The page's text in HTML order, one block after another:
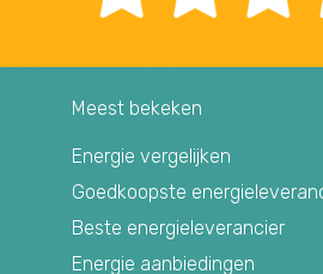
Meest bekeken
Energie vergelijken
Goedkoopste
Beste energieleverancier
Energie aanbiedingen